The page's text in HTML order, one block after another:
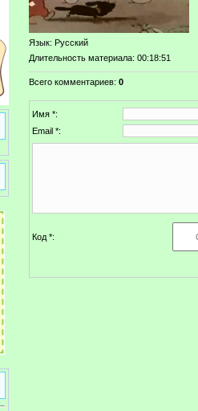
Язык: Русский
Длительность материала: 00:18:51
Всего комментариев: 0
Имя *:
Email *:
Код *: